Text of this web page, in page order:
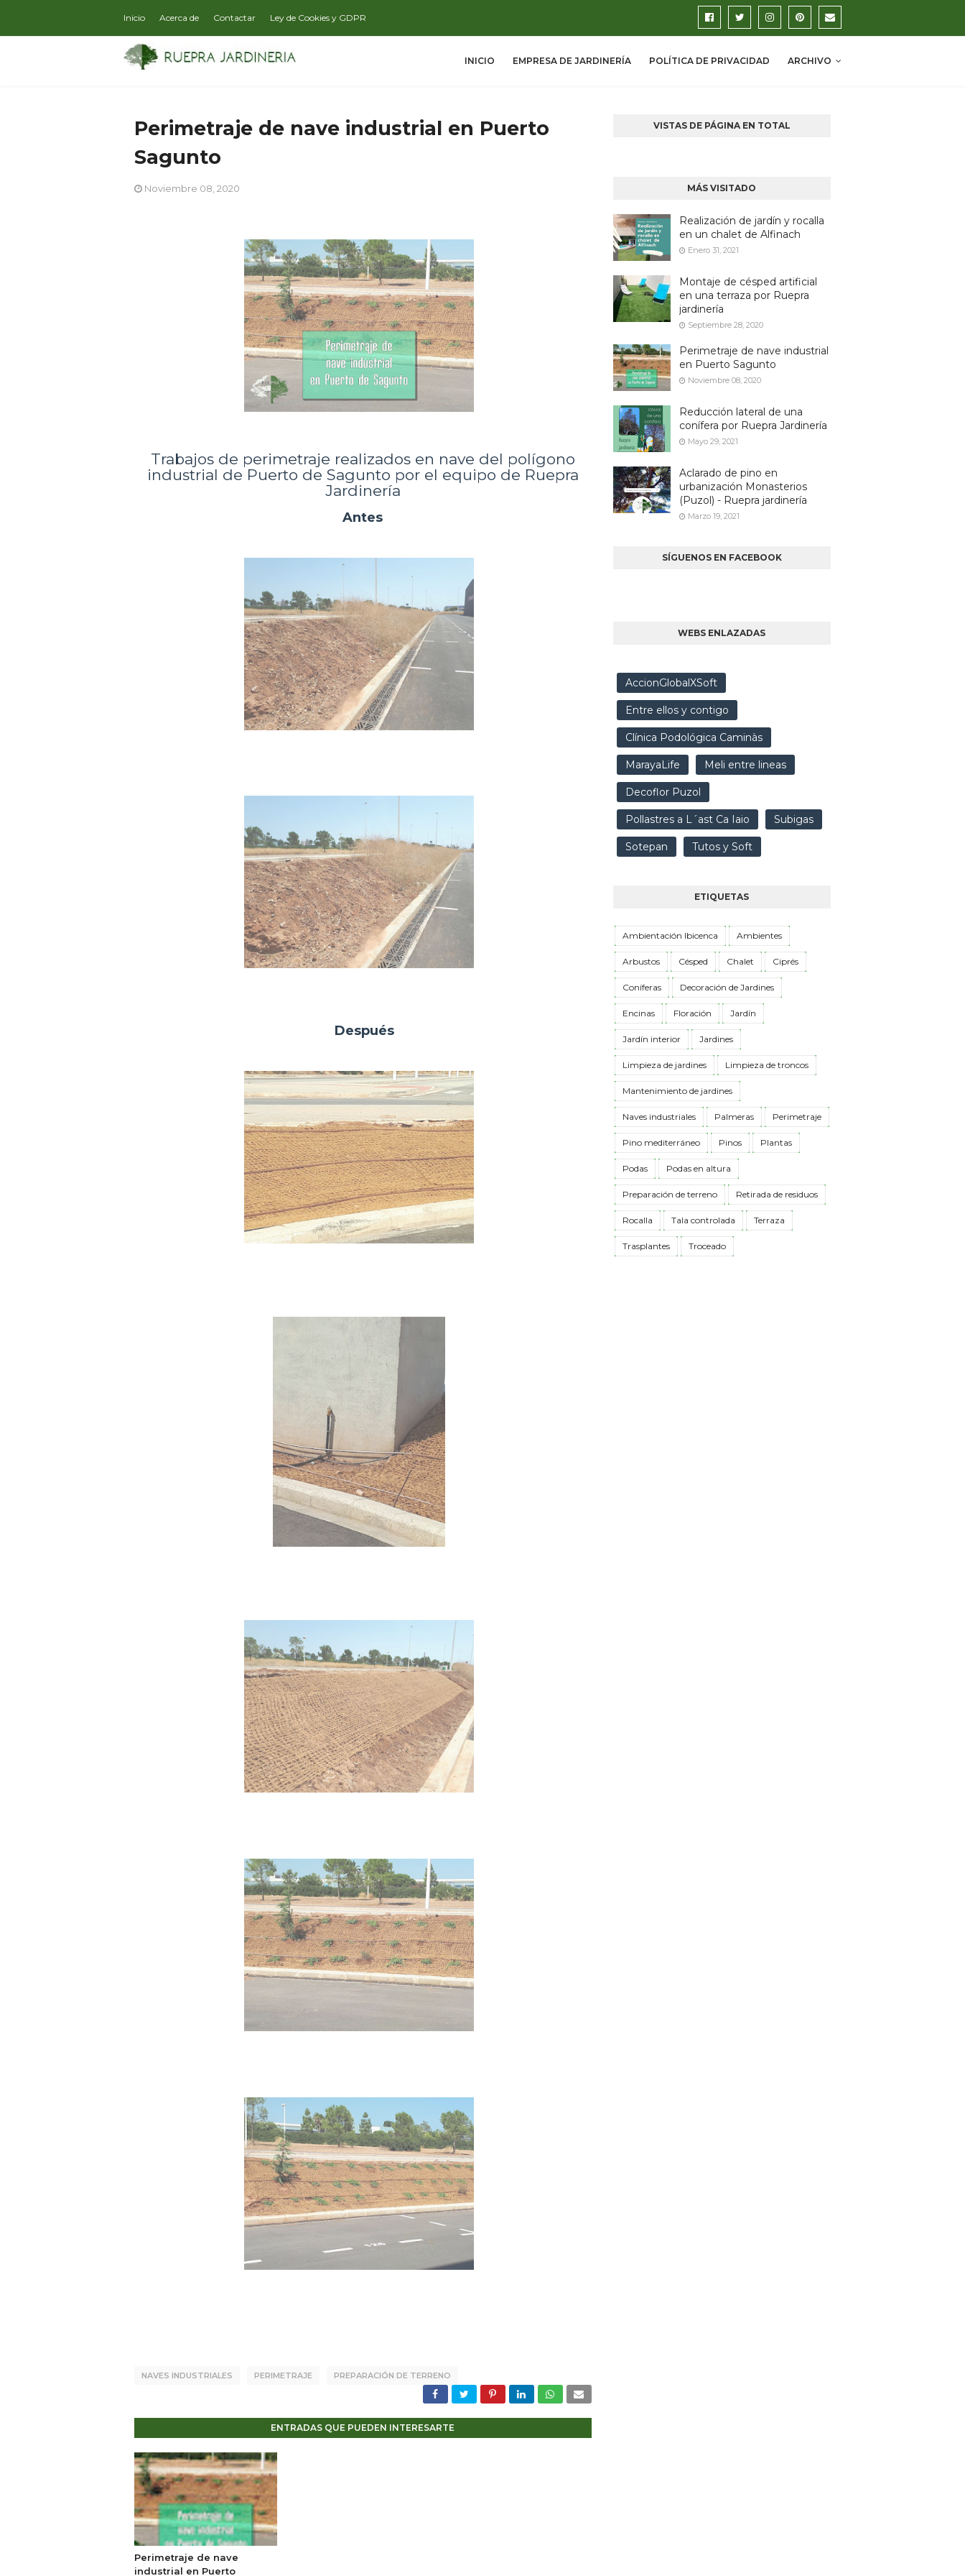
Inicio Acerca de Contactar Ley de Cookies y GDPR
INICIO EMPRESA DE JARDINERÍA POLÍTICA DE PRIVACIDAD ARCHIVO
Perimetraje de nave industrial en Puerto
Sagunto
Noviembre 08, 2020
Trabajos de perimetraje realizados en nave del polígono
industrial de Puerto de Sagunto por el equipo de Ruepra
Jardinería
Antes
Después
NAVES INDUSTRIALES PERIMETRAJE PREPARACIÓN DE TERRENO
ENTRADAS QUE PUEDEN INTERESARTE
Perimetraje de nave
industrial en Puerto
VISTAS DE PÁGINA EN TOTAL
MÁS VISITADO
Realización de jardín y rocalla
en un chalet de Alfinach
Enero 31, 2021
Montaje de césped artificial
en una terraza por Ruepra
jardinería
Septiembre 28, 2020
Perimetraje de nave industrial
en Puerto Sagunto
Noviembre 08, 2020
Reducción lateral de una
conífera por Ruepra Jardinería
Mayo 29, 2021
Aclarado de pino en
urbanización Monasterios
(Puzol) - Ruepra jardinería
Marzo 19, 2021
SÍGUENOS EN FACEBOOK
WEBS ENLAZADAS
AccionGlobalXSoft
Entre ellos y contigo
Clínica Podológica Caminàs
MarayaLife Meli entre lineas
Decoflor Puzol
Pollastres a L´ast Ca Iaio Subigas
Sotepan Tutos y Soft
ETIQUETAS
Ambientación Ibicenca Ambientes
Arbustos Césped Chalet Ciprés
Coníferas Decoración de Jardines
Encinas Floración Jardín
Jardín interior Jardines
Limpieza de jardines Limpieza de troncos
Mantenimiento de jardines
Naves industriales Palmeras Perimetraje
Pino mediterráneo Pinos Plantas
Podas Podas en altura
Preparación de terreno Retirada de residuos
Rocalla Tala controlada Terraza
Trasplantes Troceado